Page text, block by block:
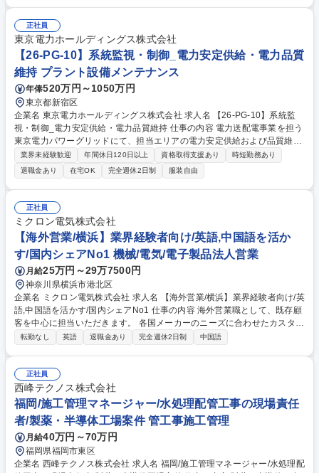
インの生産計画/進捗管理サポート ■在庫管理、棚卸管理の効率改善 ■生産
データの解析、可視化、改善提案 ※システム導入/改善プロジェクトへの
参画、基幹システムの運用保守や改善もご対応いただきます。 募集職種
【生産管理/横浜】完全週休2日制/残業少/国内シェアNo1のニッチトップ企
業◎
正社員
東京電力ホールディングス株式会社
【26-PG-10】系統監視・制御_電力安定供給・電力品質
維持 プラント設備メンテナンス
年俸520万円～1050万円
東京都新宿区
企業名 東京電力ホールディングス株式会社 求人名 【26-PG-10】系統監
視・制御_電力安定供給・電力品質維持 仕事の内容 電力送配電事業を担う
東京電力パワーグリッドにて、担当エリアの電力安定供給および品質維持
を目的とした以下業務をご経験に応じてご担当。 ■電力系統の監視・制御
業務：発電所、送電線、変電所から構成される 担当エリアの電力系統全体
を監視し、電圧の変化・電力の流れをリアルタイムで監視・制御。 ■事
故・トラブル対応：事故やトラブル発生時には、チームメンバーと連携の
上、迅速・適確に復旧操作を実施(色の違いを判断した、緊急なシステム
操作あり) ■社内への情報発信：電力系統の異常時や事故発生時に発生状
況、復旧見込みなどを迅速に社内共有し、関係箇所との協力体制の強化を
行う。 募集職種 【26-PG-10】系統監視・制御_電力安定供給・電力品質
維持
業界未経験歓迎 年間休日120日以上 資格取得支援あり
時短勤務あり
退職金あり
在宅OK 完全週休2日制 服装自由
正社員
ミクロン電気株式会社
【海外営業/横浜】業界経験者向け/英語,中国語を活か
す/国内シェアNo1 機械/電気/電子製品法人営業
月給25万円～29万7500円
神奈川県横浜市港北区
企業名 ミクロン電気株式会社 求人名 【海外営業/横浜】業界経験者向け/英
語,中国語を活かす/国内シェアNo1 仕事の内容 海外営業職として、既存顧
客を中心に担当いただきます。 各国メーカーのニーズに合わせたカスタム
製品を提案し、設計～納入までをフォローします。 【具体的には】 ■既存
スタム製品提案・納期調整 ■貿易関連業務(輸出書類作成、発送依頼、納期
調整 など) ■社内アシスタントとの連携による受注・売上処理、集計業務
募集職種 【海外営業/横浜】業界経験者向け/英語,中国語を活かす/国内シェ
アNo1
転勤なし 英語 退職金あり 完全週休2日制 中国語
正社員
西峰テクノス株式会社
福岡/施工管理マネージャー/水処理配管工事の現場責任
者/製薬・半導体工場案件 管工事施工管理
月給40万円～70万円
福岡県福岡市東区
企業名 西峰テクノス株式会社 求人名 福岡/施工管理マネージャー/水処理配